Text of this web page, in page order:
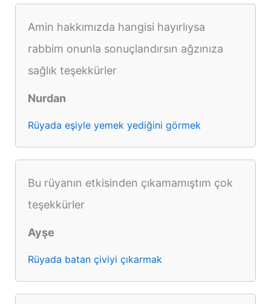
Amin hakkımızda hangisi hayırlıysa
rabbim onunla sonuçlandırsın ağzınıza
sağlık teşekkürler
Nurdan
Rüyada eşiyle yemek yediğini görmek
Bu rüyanın etkisinden çıkamamıştım çok
teşekkürler
Ayşe
Rüyada batan çiviyi çıkarmak